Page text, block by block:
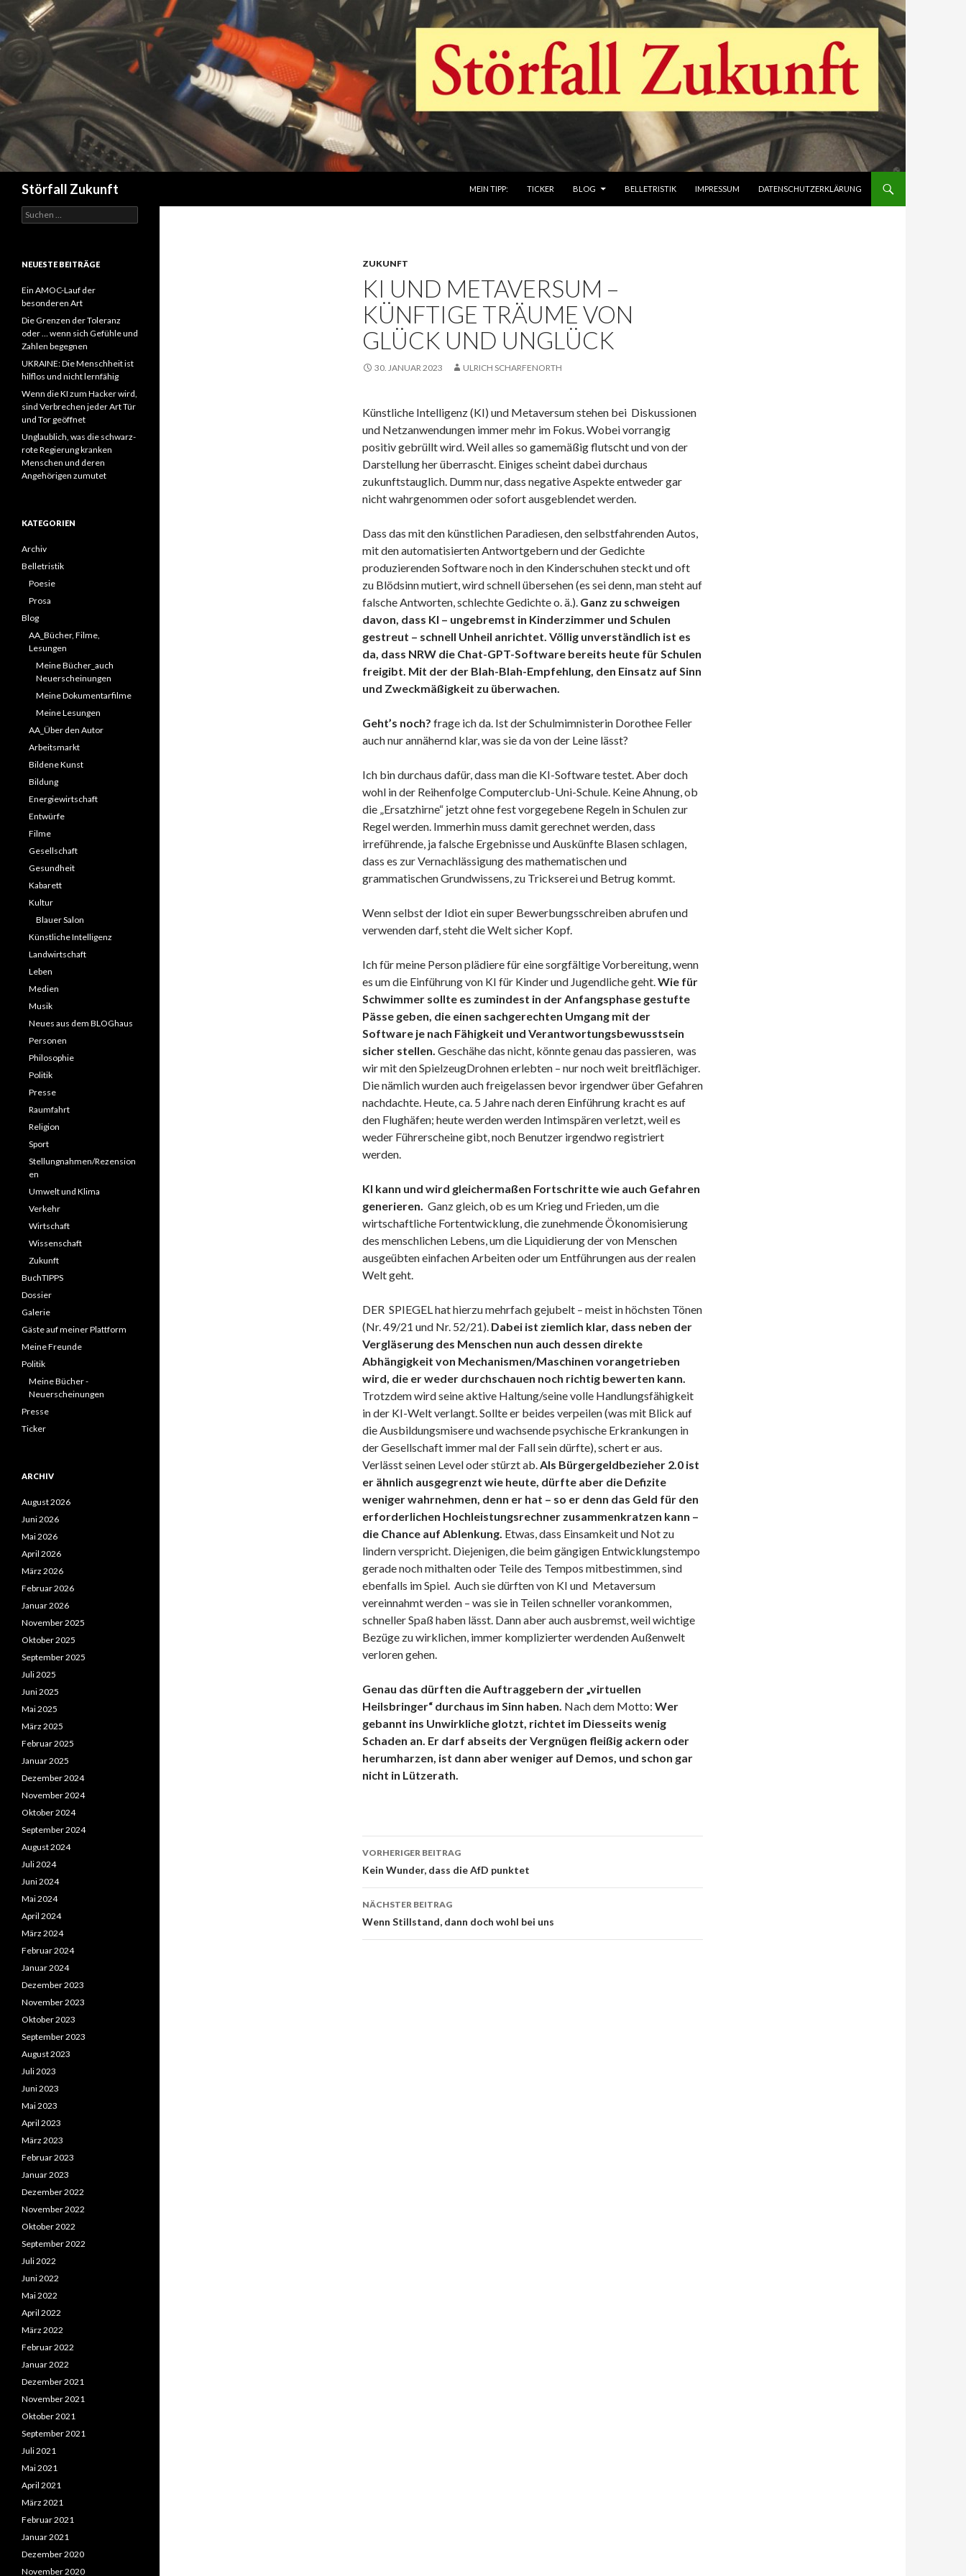
Störfall Zukunft
MEIN TIPP:
TICKER BLOG BELLETRISTIK IMPRESSUM DATENSCHUTZERKLÄRUNG
ZUKUNFT
KI UND METAVERSUM –
KÜNFTIGE TRÄUME VON
GLÜCK UND UNGLÜCK
30. JANUAR 2023 ULRICH SCHARFENORTH
Künstliche Intelligenz (KI) und Metaversum stehen bei Diskussionen
und Netzanwendungen immer mehr im Fokus. Wobei vorrangig
positiv gebrüllt wird. Weil alles so gamemäßig flutscht und von der
Darstellung her überrascht. Einiges scheint dabei durchaus
zukunftstauglich. Dumm nur, dass negative Aspekte entweder gar
nicht wahrgenommen oder sofort ausgeblendet werden.
Dass das mit den künstlichen Paradiesen, den selbstfahrenden Autos,
mit den automatisierten Antwortgebern und der Gedichte
produzierenden Software noch in den Kinderschuhen steckt und oft
zu Blödsinn mutiert, wird schnell übersehen (es sei denn, man steht auf
falsche Antworten, schlechte Gedichte o. ä.). Ganz zu schweigen
davon, dass KI – ungebremst in Kinderzimmer und Schulen
gestreut – schnell Unheil anrichtet. Völlig unverständlich ist es
da, dass NRW die Chat-GPT-Software bereits heute für Schulen
freigibt. Mit der der Blah-Blah-Empfehlung, den Einsatz auf Sinn
und Zweckmäßigkeit zu überwachen.
Geht’s noch? frage ich da. Ist der Schulmimnisterin Dorothee Feller
auch nur annähernd klar, was sie da von der Leine lässt?
Ich bin durchaus dafür, dass man die KI-Software testet. Aber doch
wohl in der Reihenfolge Computerclub-Uni-Schule. Keine Ahnung, ob
die „Ersatzhirne“ jetzt ohne fest vorgegebene Regeln in Schulen zur
Regel werden. Immerhin muss damit gerechnet werden, dass
irreführende, ja falsche Ergebnisse und Auskünfte Blasen schlagen,
dass es zur Vernachlässigung des mathematischen und
grammatischen Grundwissens, zu Trickserei und Betrug kommt.
Wenn selbst der Idiot ein super Bewerbungsschreiben abrufen und
verwenden darf, steht die Welt sicher Kopf.
Ich für meine Person plädiere für eine sorgfältige Vorbereitung, wenn
es um die Einführung von KI für Kinder und Jugendliche geht.Wie für
Schwimmer sollte es zumindest in der Anfangsphase gestufte
Pässe geben, die einen sachgerechten Umgang mit der
Software je nach Fähigkeit und Verantwortungsbewusstsein
sicher stellen. Geschähe das nicht, könnte genau das passieren, was
wir mit den SpielzeugDrohnen erlebten – nur noch weit breitflächiger.
Die nämlich wurden auch freigelassen bevor irgendwer über Gefahren
nachdachte. Heute, ca. 5 Jahre nach deren Einführung kracht es auf
den Flughäfen; heute werden werden Intimspären verletzt, weil es
weder Führerscheine gibt, noch Benutzer irgendwo registriert
werden.
KI kann und wird gleichermaßen Fortschritte wie auch Gefahren
generieren. Ganz gleich, ob es um Krieg und Frieden, um die
wirtschaftliche Fortentwicklung, die zunehmende Ökonomisierung
des menschlichen Lebens, um die Liquidierung der von Menschen
ausgeübten einfachen Arbeiten oder um Entführungen aus der realen
Welt geht.
DER SPIEGEL hat hierzu mehrfach gejubelt – meist in höchsten Tönen
(Nr. 49/21 und Nr. 52/21). Dabei ist ziemlich klar, dass neben der
Vergläserung des Menschen nun auch dessen direkte
Abhängigkeit von Mechanismen/Maschinen vorangetrieben
wird, die er weder durchschauen noch richtig bewerten kann.
Trotzdem wird seine aktive Haltung/seine volle Handlungsfähigkeit
in der KI-Welt verlangt. Sollte er beides verpeilen (was mit Blick auf
die Ausbildungsmisere und wachsende psychische Erkrankungen in
der Gesellschaft immer mal der Fall sein dürfte), schert er aus.
Verlässt seinen Level oder stürzt ab.Als Bürgergeldbezieher 2.0 ist
er ähnlich ausgegrenzt wie heute, dürfte aber die Defizite
weniger wahrnehmen, denn er hat – so er denn das Geld für den
erforderlichen Hochleistungsrechner zusammenkratzen kann –
die Chance auf Ablenkung. Etwas, dass Einsamkeit und Not zu
lindern verspricht. Diejenigen, die beim gängigen Entwicklungstempo
gerade noch mithalten oder Teile des Tempos mitbestimmen, sind
ebenfalls im Spiel. Auch sie dürften von KI und Metaversum
vereinnahmt werden – was sie in Teilen schneller vorankommen,
schneller Spaß haben lässt. Dann aber auch ausbremst, weil wichtige
Bezüge zu wirklichen, immer komplizierter werdenden Außenwelt
verloren gehen.
Genau das dürften die Auftraggebern der „virtuellen
Heilsbringer“ durchaus im Sinn haben. Nach dem Motto: Wer
gebannt ins Unwirkliche glotzt, richtet im Diesseits wenig
Schaden an. Er darf abseits der Vergnügen fleißig ackern oder
herumharzen, ist dann aber weniger auf Demos, und schon gar
nicht in Lützerath.
Beitrags-
Navigation
VORHERIGER BEITRAG
Kein Wunder, dass die AfD punktet
NÄCHSTER BEITRAG
Wenn Stillstand, dann doch wohl bei uns
Suchen
nach:
NEUESTE BEITRÄGE
Ein AMOC-Lauf der
besonderen Art
Die Grenzen der Toleranz
oder … wenn sich Gefühle und
Zahlen begegnen
UKRAINE: Die Menschheit ist
hilflos und nicht lernfähig
Wenn die KI zum Hacker wird,
sind Verbrechen jeder Art Tür
und Tor geöffnet
Unglaublich, was die schwarz-
rote Regierung kranken
Menschen und deren
Angehörigen zumutet
KATEGORIEN
Archiv
Belletristik
Poesie
Prosa
Blog
AA_Bücher, Filme,
Lesungen
Meine Bücher_auch
Neuerscheinungen
Meine Dokumentarfilme
Meine Lesungen
AA_Über den Autor
Arbeitsmarkt
Bildene Kunst
Bildung
Energiewirtschaft
Entwürfe
Filme
Gesellschaft
Gesundheit
Kabarett
Kultur
Blauer Salon
Künstliche Intelligenz
Landwirtschaft
Leben
Medien
Musik
Neues aus dem BLOGhaus
Personen
Philosophie
Politik
Presse
Raumfahrt
Religion
Sport
Stellungnahmen/Rezension
en
Umwelt und Klima
Verkehr
Wirtschaft
Wissenschaft
Zukunft
BuchTIPPS
Dossier
Galerie
Gäste auf meiner Plattform
Meine Freunde
Politik
Meine Bücher -
Neuerscheinungen
Presse
Ticker
ARCHIV
August 2026
Juni 2026
Mai 2026
April 2026
März 2026
Februar 2026
Januar 2026
November 2025
Oktober 2025
September 2025
Juli 2025
Juni 2025
Mai 2025
März 2025
Februar 2025
Januar 2025
Dezember 2024
November 2024
Oktober 2024
September 2024
August 2024
Juli 2024
Juni 2024
Mai 2024
April 2024
März 2024
Februar 2024
Januar 2024
Dezember 2023
November 2023
Oktober 2023
September 2023
August 2023
Juli 2023
Juni 2023
Mai 2023
April 2023
März 2023
Februar 2023
Januar 2023
Dezember 2022
November 2022
Oktober 2022
September 2022
Juli 2022
Juni 2022
Mai 2022
April 2022
März 2022
Februar 2022
Januar 2022
Dezember 2021
November 2021
Oktober 2021
September 2021
Juli 2021
Mai 2021
April 2021
März 2021
Februar 2021
Januar 2021
Dezember 2020
November 2020